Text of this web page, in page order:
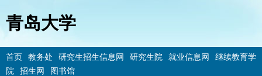
青岛大学
首页 教务处 研究生招生信息网 研究生院 就业信息网
继续教育学
院
招生网 图书馆